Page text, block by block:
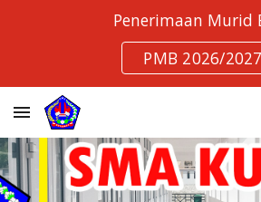
Penerimaan Murid
PMB 2026/2027